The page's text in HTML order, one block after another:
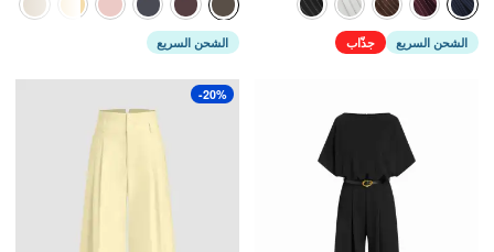
الشحن السريع جذّاب الشحن السريع
-20%